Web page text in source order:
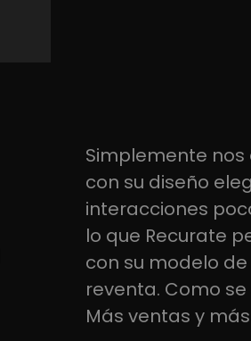
Simplemente
con su diseño
interacciones
lo que Recurate
con su modelo
reventa. Como
Más ventas y